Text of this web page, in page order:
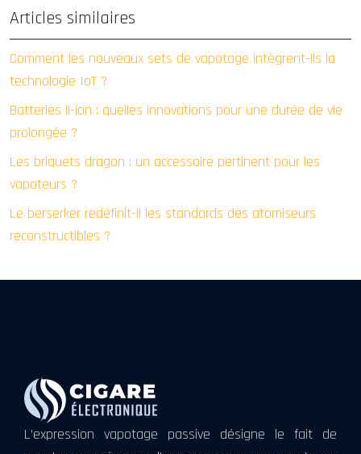
Articles similaires
Comment les nouveaux sets de vapotage intègrent-ils la
technologie IoT ?
Batteries li-ion : quelles innovations pour une durée de vie
prolongée ?
Les briquets dragon : un accessoire pertinent pour les
vapoteurs ?
Le berserker redéfinit-il les standards des atomiseurs
reconstructibles ?
L’expression vapotage passive désigne le fait de